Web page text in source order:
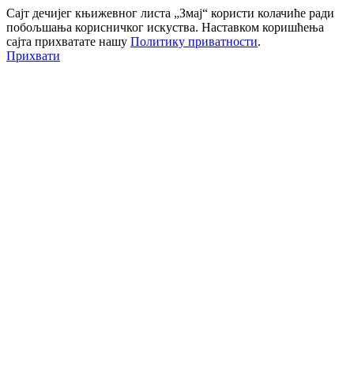
Сајт дечијег књижевног листа „Змај“ користи колачиће ради
побољшања корисничког искуства. Наставком коришћења
сајта прихватате нашу Политику приватности.
Прихвати